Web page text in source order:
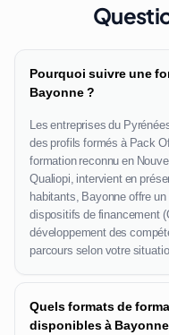
Pourquoi suivre une
Bayonne ?
Les entreprises du
des profils formés à Pack
formation reconnu en
Qualiopi, intervient en
habitants, Bayonne offre
dispositifs de financement
développement des
parcours selon votre
Quels formats de
disponibles à